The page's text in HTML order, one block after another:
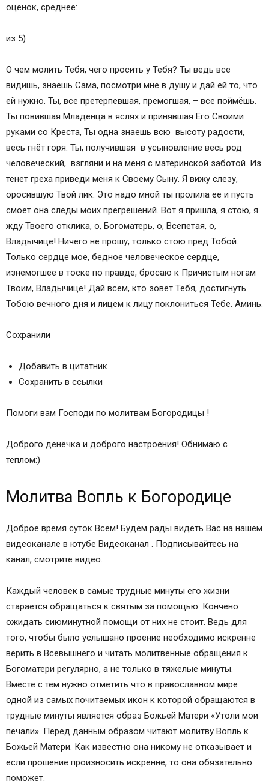
оценок, среднее:
из 5)
О чем молить Тебя, чего просить у Тебя? Ты ведь все
видишь, знаешь Сама, посмотри мне в душу и дай ей то, что
ей нужно. Ты, все претерпевшая, премогшая, – все поймёшь.
Ты повившая Младенца в яслях и принявшая Его Своими
руками со Креста, Ты одна знаешь всю высоту радости,
весь гнёт горя. Ты, получившая в усыновление весь род
человеческий, взгляни и на меня с материнской заботой. Из
тенет греха приведи меня к Своему Сыну. Я вижу слезу,
оросившую Твой лик. Это надо мной ты пролила еe и пусть
смоет она следы моих прегрешений. Вот я пришла, я стою, я
жду Твоего отклика, о, Богоматерь, о, Всепетая, о,
Владычице! Ничего не прошу, только стою пред Тобой.
Только сердце моe, бедное человеческое сердце,
изнемогшее в тоске по правде, бросаю к Причистым ногам
Твоим, Владычицe! Дай всем, кто зовёт Тебя, достигнуть
Тобою вечного дня и лицем к лицу поклониться Тебе. Аминь.
Сохранили
Добавить в цитатник
Сохранить в ссылки
Помоги вам Господи по молитвам Богородицы !
Доброго денёчка и доброго настроения! Обнимаю с
теплом:)
Молитва Вопль к Богородице
Доброе время суток Всем! Будем рады видеть Вас на нашем
видеоканале в ютубе Видеоканал . Подписывайтесь на
канал, смотрите видео.
Каждый человек в самые трудные минуты его жизни
старается обращаться к святым за помощью. Кончено
ожидать сиюминутной помощи от них не стоит. Ведь для
того, чтобы было услышано проение необходимо искренне
верить в Всевышнего и читать молитвенные обращения к
Богоматери регулярно, а не только в тяжелые минуты.
Вместе с тем нужно отметить что в православном мире
одной из самых почитаемых икон к которой обращаются в
трудные минуты является образ Божьей Матери «Утоли мои
печали». Перед данным образом читают молитву Вопль к
Божьей Матери. Как известно она никому не отказывает и
если прошение произносить искренне, то она обязательно
поможет.